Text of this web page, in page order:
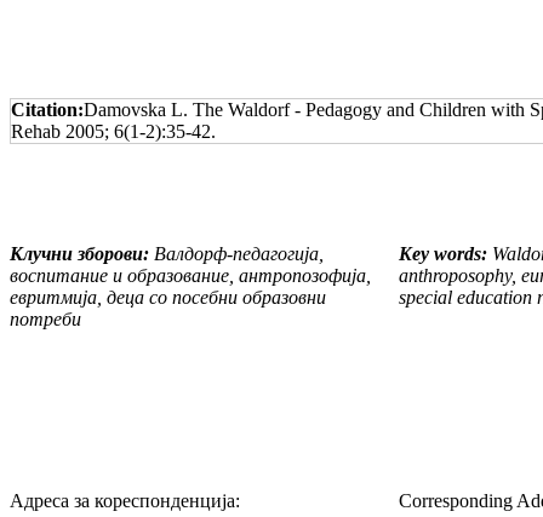
Citation:Damovska L. The Waldorf - Pedagogy and Children with
Rehab 2005; 6(1-2):35-42.
Клучни зборови: Валдорф-педагогија,
воспитание и образование, антропозофија,
евритмија, деца со посебни образовни
потреби
Key words:
anthroposophy,
special education
Адреса за кореспонденција: Corresponding